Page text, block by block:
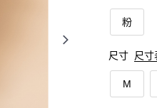
粉
尺寸 尺寸
M